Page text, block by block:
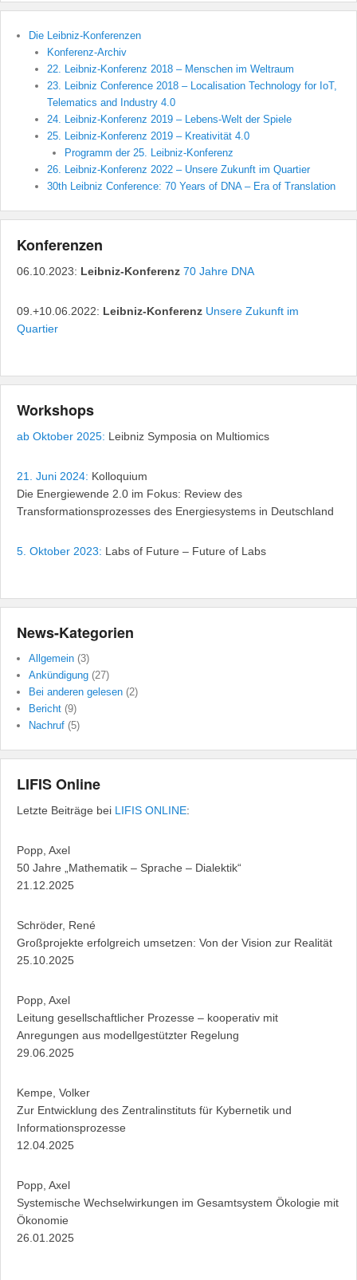
Die Leibniz-Konferenzen
Konferenz-Archiv
22. Leibniz-Konferenz 2018 – Menschen im Weltraum
23. Leibniz Conference 2018 – Localisation Technology for IoT,
Telematics and Industry 4.0
24. Leibniz-Konferenz 2019 – Lebens-Welt der Spiele
25. Leibniz-Konferenz 2019 – Kreativität 4.0
Programm der 25. Leibniz-Konferenz
26. Leibniz-Konferenz 2022 – Unsere Zukunft im Quartier
30th Leibniz Conference: 70 Years of DNA – Era of Translation
Konferenzen
06.10.2023: Leibniz-Konferenz 70 Jahre DNA
09.+10.06.2022: Leibniz-Konferenz Unsere Zukunft im
Quartier
Workshops
ab Oktober 2025: Leibniz Symposia on Multiomics
21. Juni 2024: Kolloquium
Die Energiewende 2.0 im Fokus: Review des
Transformationsprozesses des Energiesystems in Deutschland
5. Oktober 2023: Labs of Future – Future of Labs
News-Kategorien
Allgemein (3)
Ankündigung (27)
Bei anderen gelesen (2)
Bericht (9)
Nachruf (5)
LIFIS Online
Letzte Beiträge bei LIFIS ONLINE:
Popp, Axel
50 Jahre „Mathematik – Sprache – Dialektik“
21.12.2025
Schröder, René
Großprojekte erfolgreich umsetzen: Von der Vision zur Realität
25.10.2025
Popp, Axel
Leitung gesellschaftlicher Prozesse – kooperativ mit
Anregungen aus modellgestützter Regelung
29.06.2025
Kempe, Volker
Zur Entwicklung des Zentralinstituts für Kybernetik und
Informationsprozesse
12.04.2025
Popp, Axel
Systemische Wechselwirkungen im Gesamtsystem Ökologie mit
Ökonomie
26.01.2025